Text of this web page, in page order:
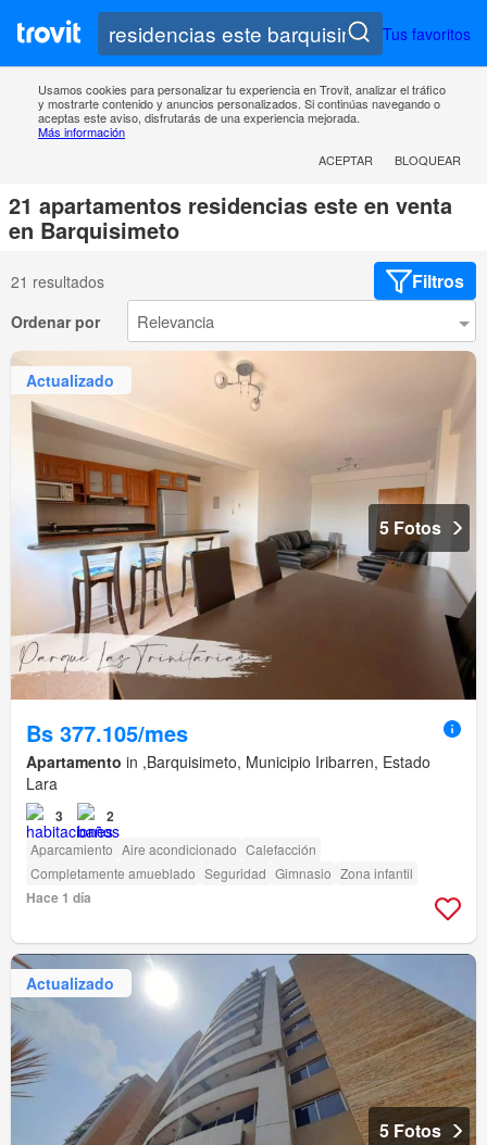
Tus favoritos
Usamos cookies para personalizar tu experiencia en Trovit, analizar el tráfico
y mostrarte contenido y anuncios personalizados. Si continúas navegando o
aceptas este aviso, disfrutarás de una experiencia mejorada.
Más información
ACEPTAR
BLOQUEAR
21 apartamentos residencias este en venta
en Barquisimeto
21 resultados Filtros
Ordenar por
Actualizado
5 Fotos
Bs 377.105/mes
Apartamento in ,Barquisimeto, Municipio Iribarren, Estado
Lara
3 2
Aparcamiento Aire acondicionado Calefacción
Completamente amueblado Seguridad Gimnasio Zona infantil
Hace 1 día
Actualizado
5 Fotos